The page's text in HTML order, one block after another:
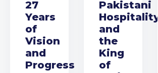
27
Years
of
Vision
and
Progress
Pakistani
Hospitality
and
the
King
of